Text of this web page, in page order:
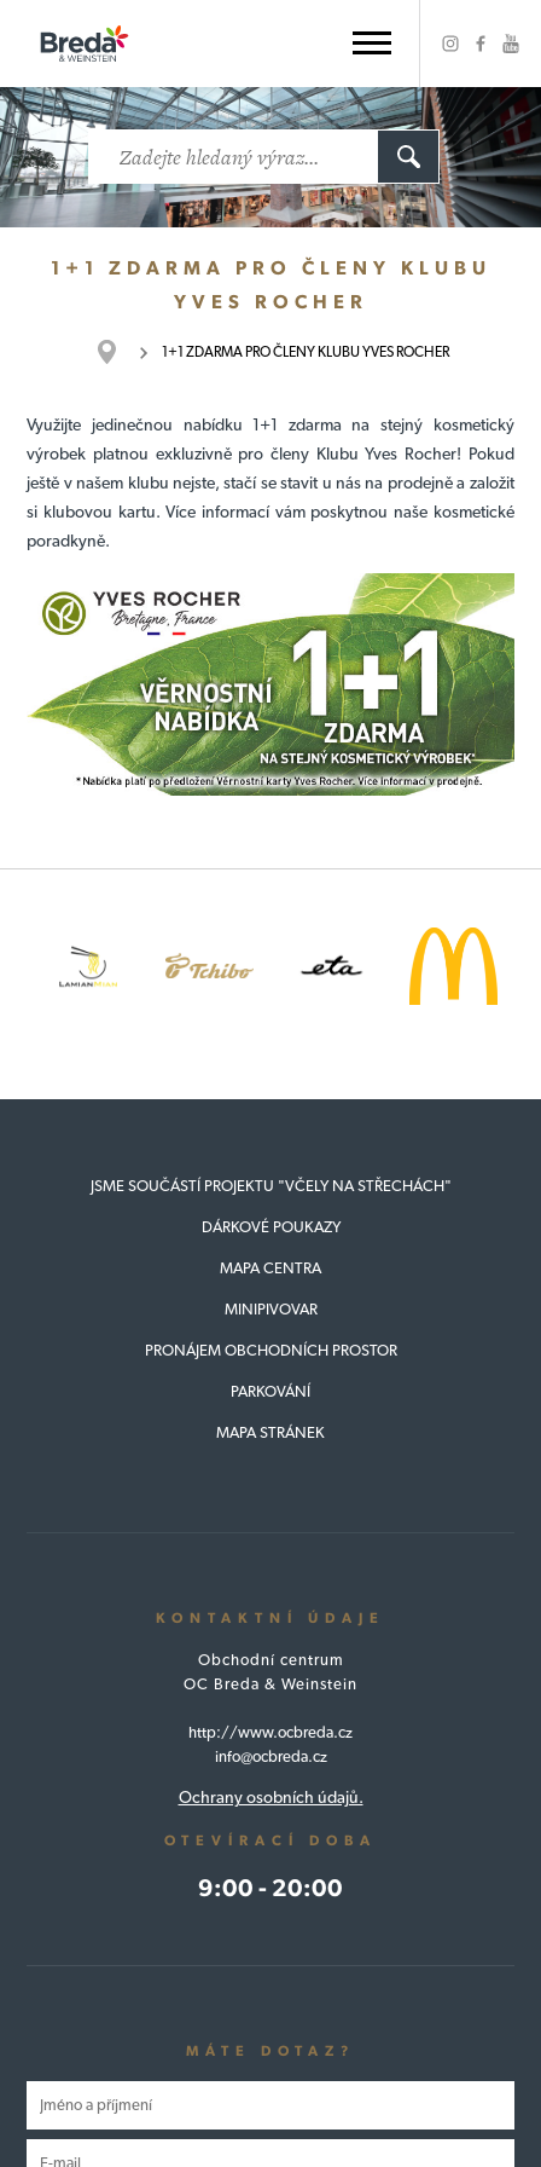
1+1 ZDARMA PRO ČLENY KLUBU
YVES ROCHER
1+1 ZDARMA PRO ČLENY KLUBU YVES ROCHER
Využijte jedinečnou nabídku 1+1 zdarma na stejný kosmetický
výrobek platnou exkluzivně pro členy Klubu Yves Rocher! Pokud
ještě v našem klubu nejste, stačí se stavit u nás na prodejně a založit
si klubovou kartu. Více informací vám poskytnou naše kosmetické
poradkyně.
JSME SOUČÁSTÍ PROJEKTU "VČELY NA STŘECHÁCH"
DÁRKOVÉ POUKAZY
MAPA CENTRA
MINIPIVOVAR
PRONÁJEM OBCHODNÍCH PROSTOR
PARKOVÁNÍ
MAPA STRÁNEK
KONTAKTNÍ ÚDAJE
Obchodní centrum
OC Breda & Weinstein
http://www.ocbreda.cz
info@ocbreda.cz
Ochrany osobních údajů.
OTEVÍRACÍ DOBA
9:00 - 20:00
MÁTE DOTAZ?